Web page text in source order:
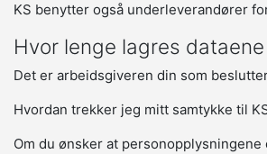
KS benytter også underleverandører
Hvor lenge lagres dataene
Det er arbeidsgiveren din som
Hvordan trekker jeg mitt samtykke til
Om du ønsker at